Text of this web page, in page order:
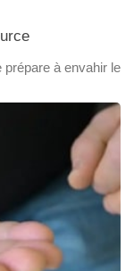
à envahir le